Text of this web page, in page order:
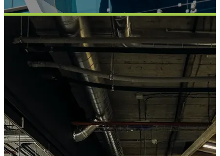
Unilever PŘÍKLAD SLUŽBY